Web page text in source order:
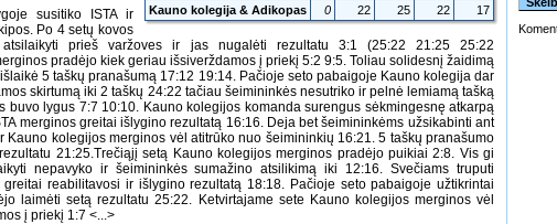
Kauno kolegija & Adikopas
0 22 25 22 17
susitiko ISTA ir
Po 4 setų kovos
atsilaikyti prieš varžoves ir jas nugalėti rezultatu 3:1 (25:22 21:25 25:22
pradėjo kiek geriau išsiverždamos į priekį 5:2 9:5. Toliau solidesnį žaidimą
5 taškų pranašumą 17:12 19:14. Pačioje seto pabaigoje Kauno kolegija dar
skirtumą iki 2 taškų 24:22 tačiau šeimininkės nesutriko ir pelnė lemiamą tašką
buvo lygus 7:7 10:10. Kauno kolegijos komanda surengus sėkmingesnę atkarpą
merginos greitai išlygino rezultatą 16:16. Deja bet šeimininkėms užsikabinti ant
Kauno kolegijos merginos vėl atitrūko nuo šeimininkių 16:21. 5 taškų pranašumo
21:25.Trečiąjį setą Kauno kolegijos merginos pradėjo puikiai 2:8. Vis gi
nepavyko ir šeimininkės sumažino atsilikimą iki 12:16. Svečiams truputi
greitai reabilitavosi ir išlygino rezultatą 18:18. Pačioje seto pabaigoje užtikrintai
laimėti setą rezultatu 25:22. Ketvirtajame sete Kauno kolegijos merginos vėl
į priekį 1:7 <...>